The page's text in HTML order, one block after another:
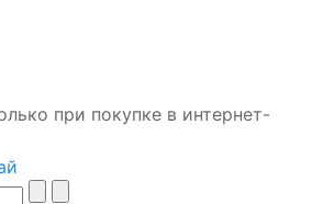
при покупке в интернет-